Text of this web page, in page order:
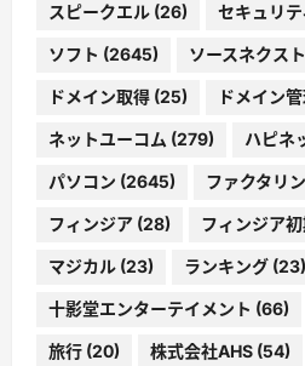
スピークエル (26) セキュリテ
ソフト (2645) ソースネクスト
ドメイン取得 (25) ドメイン
ネットユーコム (279) ハピネ
パソコン (2645) ファクタリ
フィンジア (28) フィンジア
マジカル (23) ランキング (23)
十影堂エンターテイメント (66)
旅行 (20) 株式会社AHS (54)